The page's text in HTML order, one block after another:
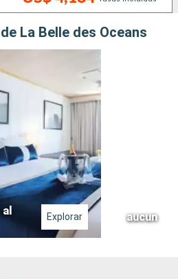
La Belle des Oceans
Explorar aucun